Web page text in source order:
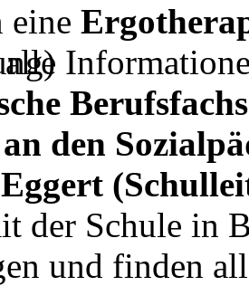
eine
den
der Schule in
und finden